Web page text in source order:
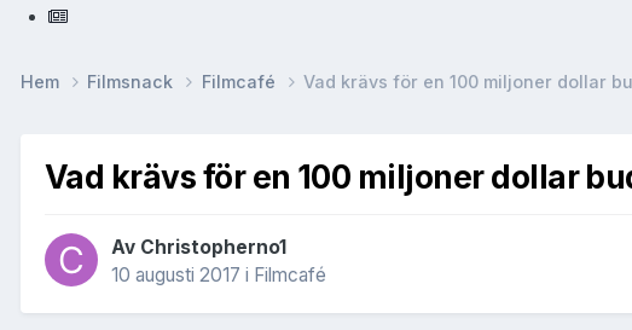
Hem Filmsnack Filmcafé Vad krävs för en 100 miljoner dollar
Vad krävs för en 100 miljoner dollar
Av Christopherno1
10 augusti 2017 i Filmcafé